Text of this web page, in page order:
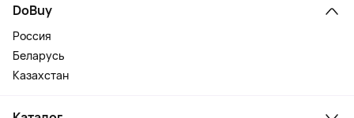
DoBuy
Россия
Беларусь
Казахстан